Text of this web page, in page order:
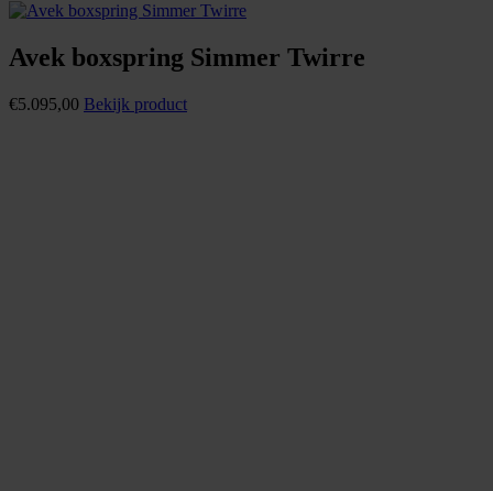
Avek boxspring Simmer Twirre
€5.095,00 Bekijk product